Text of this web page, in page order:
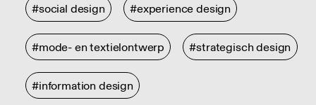
#social design #experience design
#mode- en textielontwerp #strategisch design
#information design